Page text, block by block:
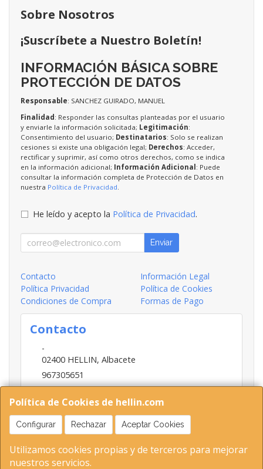
Política de Cookies de hellin.com
Configurar Rechazar Aceptar Cookies
Utilizamos cookies propias y de terceros para mejorar
nuestros servicios.
Sobre Nosotros
¡Suscríbete a Nuestro Boletín!
INFORMACIÓN BÁSICA SOBRE
PROTECCIÓN DE DATOS
Responsable: SANCHEZ GUIRADO, MANUEL
Finalidad : Responder las consultas planteadas por el usuario
y enviarle la información solicitada; Legitimación:
Consentimiento del usuario; Destinatarios: Solo se realizan
cesiones si existe una obligación legal; Derechos: Acceder,
rectificar y suprimir, así como otros derechos, como se indica
en la información adicional; Información Adicional : Puede
consultar la información completa de Protección de Datos en
nuestra Política de Privacidad
He leído y acepto la Política de Privacidad.
Enviar
Contacto
Información Legal
Política Privacidad
Política de Cookies
Condiciones de Compra
Formas de Pago
Contacto
-
02400 HELLIN, Albacete
967305651
INFO@HELLIN.COM
Horario
09:00-13:30; 16:30-20:30